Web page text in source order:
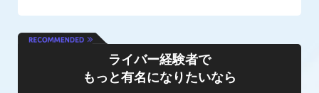
ライバー経験者で
もっと有名になりたいなら